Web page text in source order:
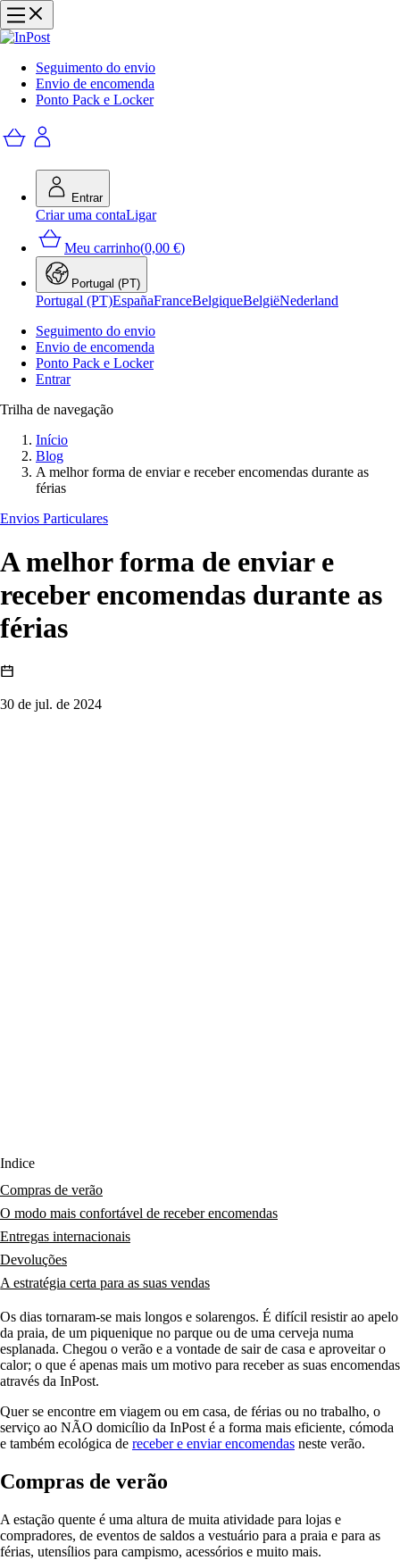
Seguimento do envio
Envio de encomenda
Ponto Pack e Locker
Entrar
Criar uma contaLigar
Meu carrinho(0,00 €)
Portugal (PT)
Portugal (PT)EspañaFranceBelgiqueBelgiëNederland
Seguimento do envio
Envio de encomenda
Ponto Pack e Locker
Entrar
Trilha de navegação
Início
Blog
A melhor forma de enviar e receber encomendas durante as
férias
Envios Particulares
A melhor forma de enviar e
receber encomendas durante as
férias
30 de jul. de 2024
Índice
Compras de verão
O modo mais confortável de receber encomendas
Entregas internacionais
Devoluções
A estratégia certa para as suas vendas
Os dias tornaram-se mais longos e solarengos. É difícil resistir ao apelo
da praia, de um piquenique no parque ou de uma cerveja numa
esplanada. Chegou o verão e a vontade de sair de casa e aproveitar o
calor; o que é apenas mais um motivo para receber as suas encomendas
através da InPost.
Quer se encontre em viagem ou em casa, de férias ou no trabalho, o
serviço ao NÃO domicílio da InPost é a forma mais eficiente, cómoda
e também ecológica de receber e enviar encomendas neste verão.
Compras de verão
A estação quente é uma altura de muita atividade para lojas e
compradores, de eventos de saldos a vestuário para a praia e para as
férias, utensílios para campismo, acessórios e muito mais.